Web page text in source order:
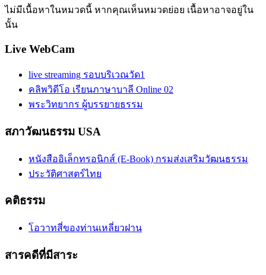
ไม่มีเนื้อหาในหมวดนี้ หากคุณเห็นหมวดย่อย เนื้อหาอาจอยู่ใน
นั้น
Live WebCam
live streaming รอบบริเวณวัด1
คลิพวิดีโอ เรียนภาษาบาลี Online 02
พระวิทยากร ผู้บรรยายธรรม
สภาวัฒนธรรม USA
หนังสืออิเล็กทรอนิกส์ (E-Book) กรมส่งเสริมวัฒนธรรม
ประวัติศาสตร์ไทย
คติธรรม
โอวาทสี่ของท่านเหลี่ยวฝาน
สารคดีที่มีสาระ